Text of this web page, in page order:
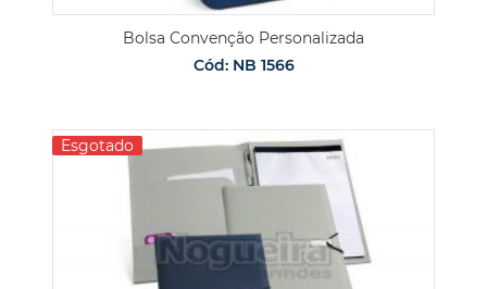
Bolsa Convenção Personalizada
Cód: NB 1566
Esgotado